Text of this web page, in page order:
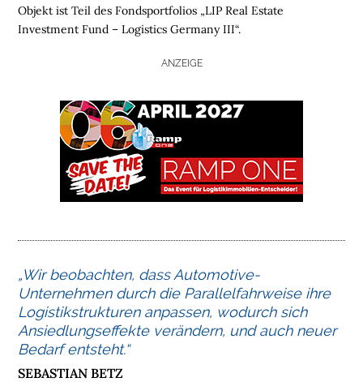
H
L
G
T
Objekt ist Teil des Fondsportfolios „LIP Real Estate
Investment Fund – Logistics Germany III“.
ANZEIGE
„Wir beobachten, dass Automotive-
Unternehmen durch die Parallelfahrweise ihre
Logistikstrukturen anpassen, wodurch sich
Ansiedlungseffekte verändern, und auch neuer
Bedarf entsteht.“
SEBASTIAN BETZ